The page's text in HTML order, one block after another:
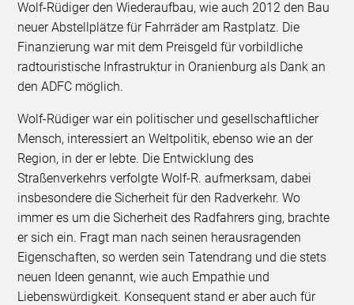
Wolf-Rüdiger den Wiederaufbau, wie auch 2012 den Bau
neuer Abstellplätze für Fahrräder am Rastplatz. Die
Finanzierung war mit dem Preisgeld für vorbildliche
radtouristische Infrastruktur in Oranienburg als Dank an
den ADFC möglich.
Wolf-Rüdiger war ein politischer und gesellschaftlicher
Mensch, interessiert an Weltpolitik, ebenso wie an der
Region, in der er lebte. Die Entwicklung des
Straßenverkehrs verfolgte Wolf-R. aufmerksam, dabei
insbesondere die Sicherheit für den Radverkehr. Wo
immer es um die Sicherheit des Radfahrers ging, brachte
er sich ein. Fragt man nach seinen herausragenden
Eigenschaften, so werden sein Tatendrang und die stets
neuen Ideen genannt, wie auch Empathie und
Liebenswürdigkeit. Konsequent stand er aber auch für